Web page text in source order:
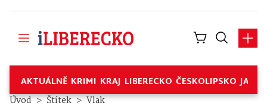
AKTUÁLNĚ KRIMI KRAJ LIBERECKO ČESKOLIPSKO
Úvod Štítek Vlak